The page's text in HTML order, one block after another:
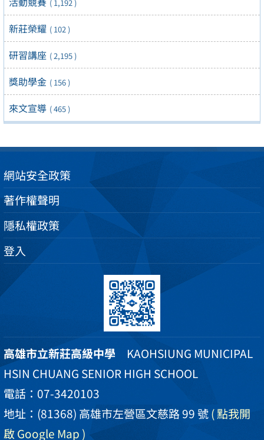
( 1,192 )
新莊榮耀 ( 102 )
研習講座 ( 2,195 )
獎助學金 ( 156 )
來文宣導 ( 465 )
網站安全政策
著作權聲明
隱私權政策
登入
高雄市立新莊高級中學 KAOHSIUNG MUNICIPAL
HSIN CHUANG SENIOR HIGH SCHOOL
電話：07-3420103
地址：(81368) 高雄市左營區文慈路 99 號( 點我開
啟 Google Map )